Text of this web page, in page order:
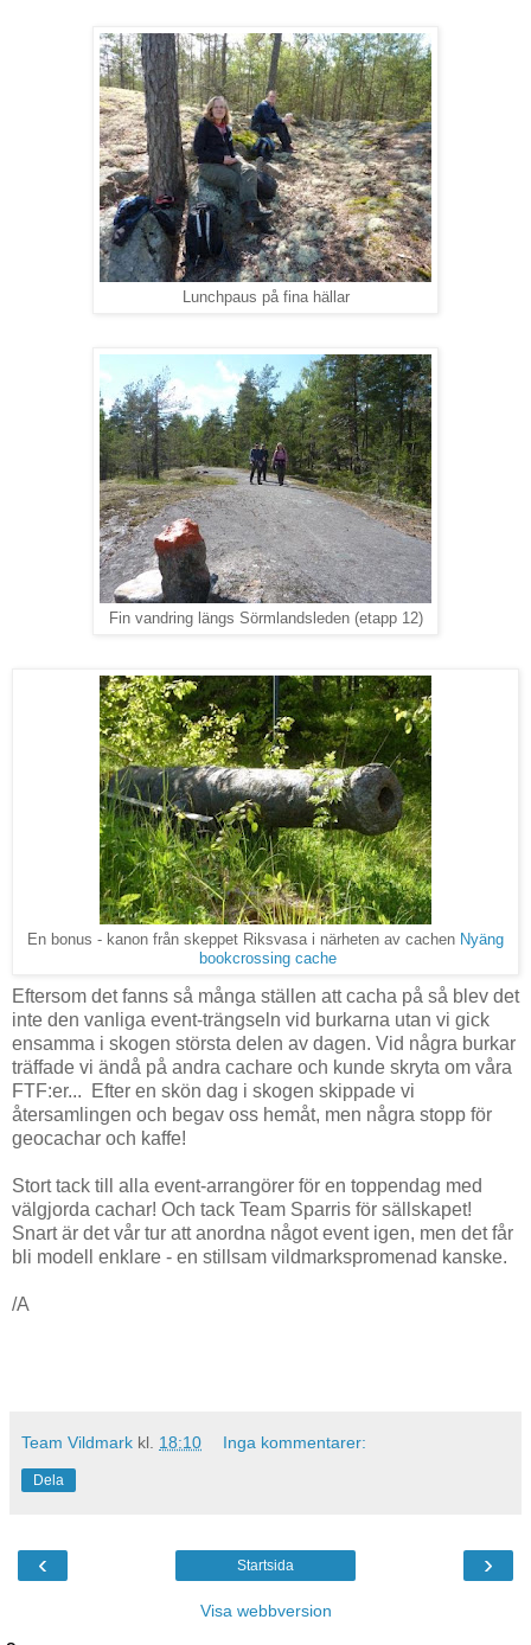
Lunchpaus på fina hällar
Fin vandring längs Sörmlandsleden (etapp 12)
En bonus - kanon från skeppet Riksvasa i närheten av cachen Nyäng
bookcrossing cache
Eftersom det fanns så många ställen att cacha på så blev det
inte den vanliga event-trängseln vid burkarna utan vi gick
ensamma i skogen största delen av dagen. Vid några burkar
träffade vi ändå på andra cachare och kunde skryta om våra
FTF:er... Efter en skön dag i skogen skippade vi
återsamlingen och begav oss hemåt, men några stopp för
geocachar och kaffe!
Stort tack till alla event-arrangörer för en toppendag med
välgjorda cachar! Och tack Team Sparris för sällskapet!
Snart är det vår tur att anordna något event igen, men det får
bli modell enklare - en stillsam vildmarkspromenad kanske.
/A
Team Vildmark kl. 18:10 Inga kommentarer:
Dela
‹ ›
Startsida
Visa webbversion